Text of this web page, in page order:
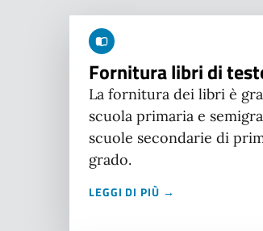
Fornitura libri di
La fornitura dei libri è
scuola primaria e
scuole secondarie di
grado.
LEGGI DI PIÙ →